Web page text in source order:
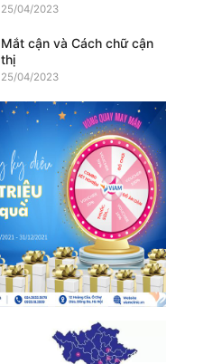
25/04/2023
Mắt cận và Cách chữ cận
thị
25/04/2023